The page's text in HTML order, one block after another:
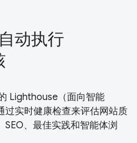
动执行
Lighthouse（面向智能
过实时健康检查来评估网站质
、最佳实践和智能体浏